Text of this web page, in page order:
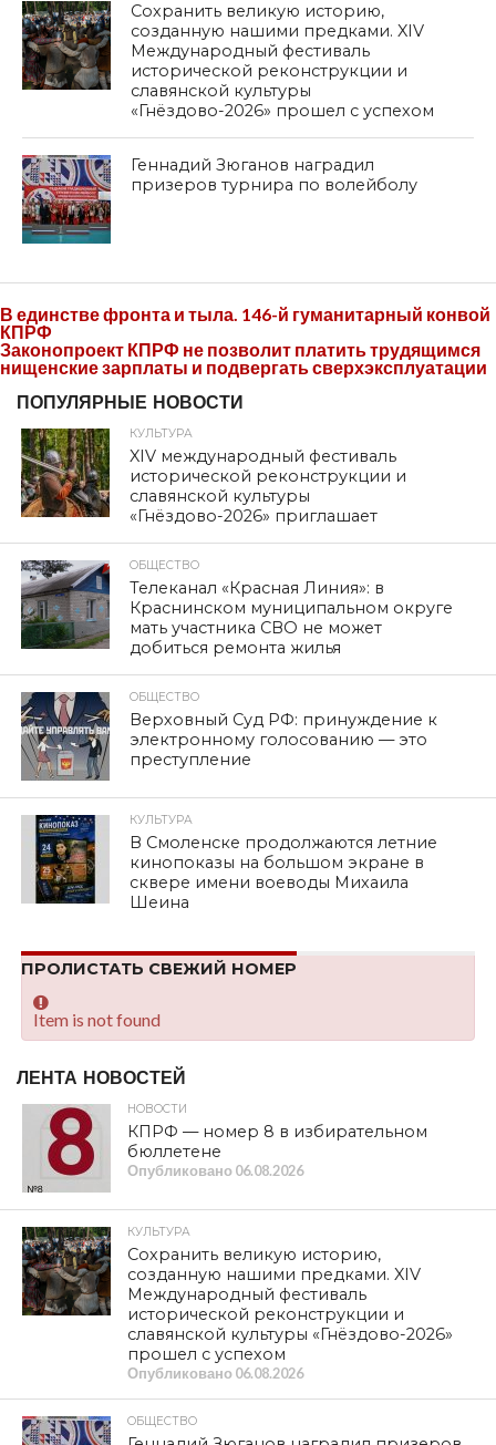
Сохранить великую историю,
созданную нашими предками. XIV
Международный фестиваль
исторической реконструкции и
славянской культуры
«Гнёздово-2026» прошел с успехом
Геннадий Зюганов наградил
призеров турнира по волейболу
В единстве фронта и тыла. 146-й гуманитарный конвой
КПРФ
Законопроект КПРФ не позволит платить трудящимся
нищенские зарплаты и подвергать сверхэксплуатации
ПОПУЛЯРНЫЕ НОВОСТИ
КУЛЬТУРА
XIV международный фестиваль
исторической реконструкции и
славянской культуры
«Гнёздово-2026» приглашает
ОБЩЕСТВО
Телеканал «Красная Линия»: в
Краснинском муниципальном округе
мать участника СВО не может
добиться ремонта жилья
ОБЩЕСТВО
Верховный Суд РФ: принуждение к
электронному голосованию — это
преступление
КУЛЬТУРА
В Смоленске продолжаются летние
кинопоказы на большом экране в
сквере имени воеводы Михаила
Шеина
ПРОЛИСТАТЬ СВЕЖИЙ НОМЕР
Item is not found
ЛЕНТА НОВОСТЕЙ
НОВОСТИ
КПРФ — номер 8 в избирательном
бюллетене
Опубликовано 06.08.2026
КУЛЬТУРА
Сохранить великую историю,
созданную нашими предками. XIV
Международный фестиваль
исторической реконструкции и
славянской культуры «Гнёздово-2026»
прошел с успехом
Опубликовано 06.08.2026
ОБЩЕСТВО